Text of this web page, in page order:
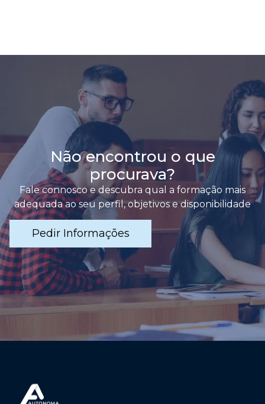
Não encontrou o que
procurava?
Fale connosco e descubra qual a formação mais
adequada ao seu perfil, objetivos e disponibilidade
Pedir Informações